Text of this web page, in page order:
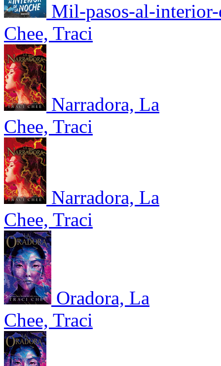
Mil-pasos-al-
Chee, Traci
Narradora, La
Chee, Traci
Narradora, La
Chee, Traci
Oradora, La
Chee, Traci